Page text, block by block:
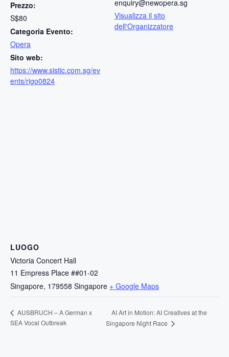
Prezzo:
S$80
Categoria Evento:
Opera
Sito web:
https://www.sistic.com.sg/ev
ents/rigo0824
enquiry@newopera.sg
Visualizza il sito
dell'Organizzatore
LUOGO
Victoria Concert Hall
11 Empress Place ##01-02
Singapore, 179558 Singapore + Google Maps
AUSBRUCH – A German x
SEA Vocal Outbreak
AI Art in Motion: AI Creatives at the
Singapore Night Race